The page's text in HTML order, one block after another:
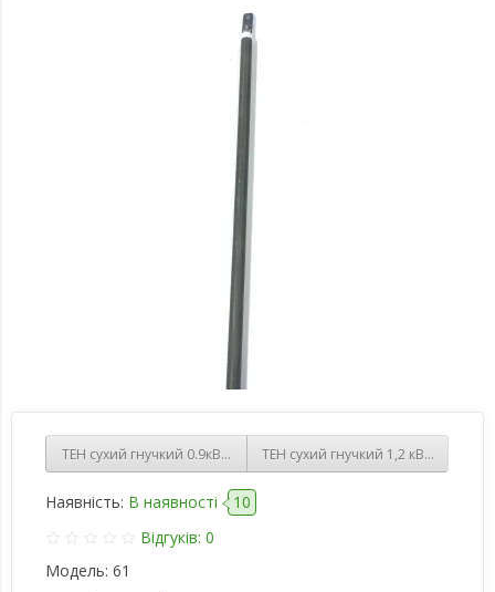
ТЕН сухий гнучкий 0.9кВт, 900мм, нержавіюча сталь 6,5 мм
ТЕН сухий гнучкий 1,2 кВт,
Наявність: В наявності
10
Відгуків: 0
Модель: 61